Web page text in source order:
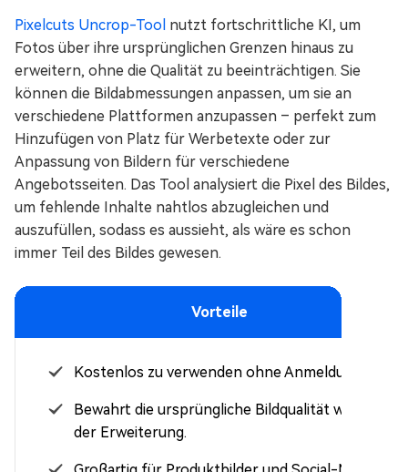
Pixelcuts Uncrop-Tool nutzt fortschrittliche KI, um
Fotos über ihre ursprünglichen Grenzen hinaus zu
erweitern, ohne die Qualität zu beeinträchtigen. Sie
können die Bildabmessungen anpassen, um sie an
verschiedene Plattformen anzupassen – perfekt zum
Hinzufügen von Platz für Werbetexte oder zur
Anpassung von Bildern für verschiedene
Angebotsseiten. Das Tool analysiert die Pixel des Bildes,
um fehlende Inhalte nahtlos abzugleichen und
auszufüllen, sodass es aussieht, als wäre es schon
immer Teil des Bildes gewesen.
Vorteile
Kostenlos zu verwenden ohne Anmeldung.
Bewahrt die ursprüngliche Bildqualität während
der Erweiterung.